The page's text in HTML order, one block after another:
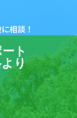
相談！
ト
り